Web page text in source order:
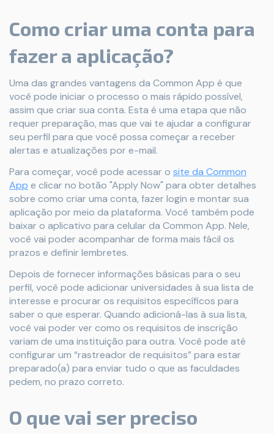
Como criar uma conta para
fazer a aplicação?
Uma das grandes vantagens da Common App é que
você pode iniciar o processo o mais rápido possível,
assim que criar sua conta. Esta é uma etapa que não
requer preparação, mas que vai te ajudar a configurar
seu perfil para que você possa começar a receber
alertas e atualizações por e-mail.
Para começar, você pode acessar o site da Common
App e clicar no botão "Apply Now" para obter detalhes
sobre como criar uma conta, fazer login e montar sua
aplicação por meio da plataforma. Você também pode
baixar o aplicativo para celular da Common App. Nele,
você vai poder acompanhar de forma mais fácil os
prazos e definir lembretes.
Depois de fornecer informações básicas para o seu
perfil, você pode adicionar universidades à sua lista de
interesse e procurar os requisitos específicos para
saber o que esperar. Quando adicioná-las à sua lista,
você vai poder ver como os requisitos de inscrição
variam de uma instituição para outra. Você pode até
configurar um “rastreador de requisitos” para estar
preparado(a) para enviar tudo o que as faculdades
pedem, no prazo correto.
O que vai ser preciso